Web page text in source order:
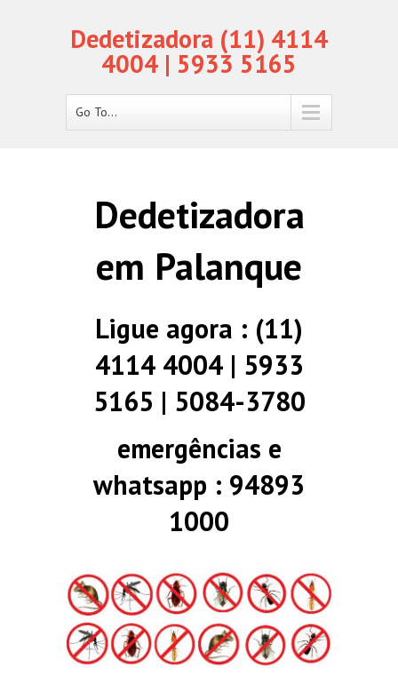
Dedetizadora (11) 4114
4004 | 5933 5165
Go To...
Dedetizadora
em Palanque
Ligue agora : (11)
4114 4004 | 5933
5165 | 5084-3780
emergências e
whatsapp : 94893
1000